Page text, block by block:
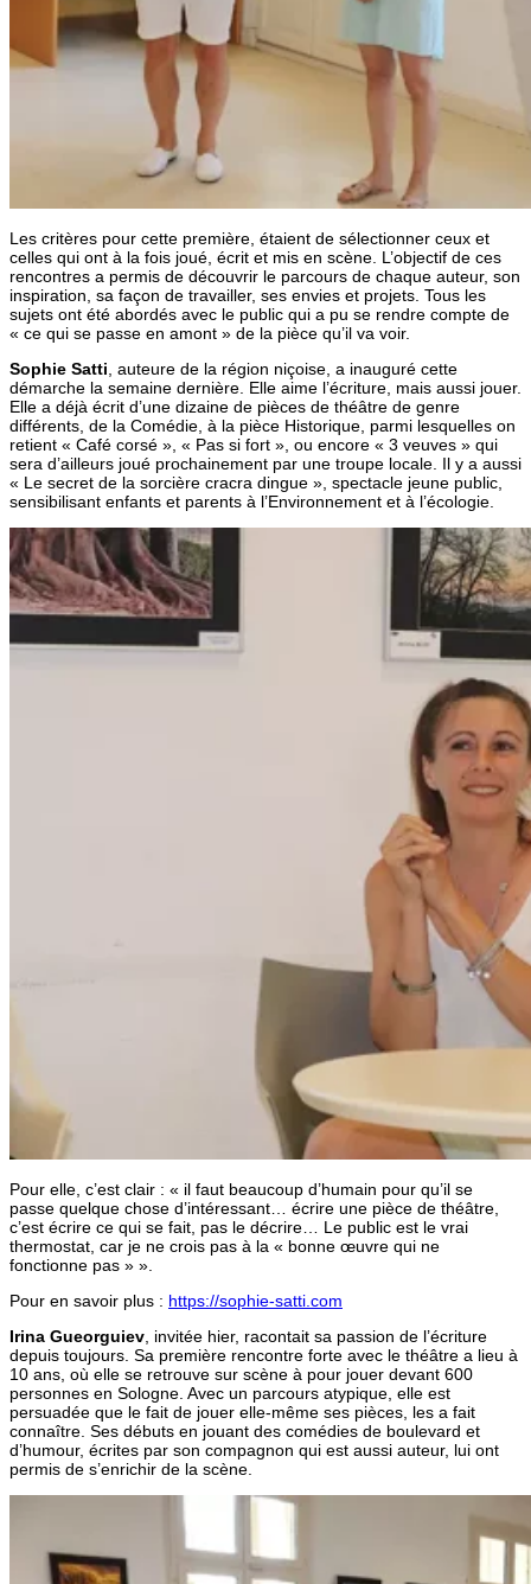
Les critères pour cette première, étaient de sélectionner ceux et
celles qui ont à la fois joué, écrit et mis en scène. L’objectif de ces
rencontres a permis de découvrir le parcours de chaque auteur, son
inspiration, sa façon de travailler, ses envies et projets. Tous les
sujets ont été abordés avec le public qui a pu se rendre compte de
« ce qui se passe en amont » de la pièce qu’il va voir.
Sophie Satti , auteure de la région niçoise, a inauguré cette
démarche la semaine dernière. Elle aime l’écriture, mais aussi jouer.
Elle a déjà écrit d’une dizaine de pièces de théâtre de genre
différents, de la Comédie, à la pièce Historique, parmi lesquelles on
retient « Café corsé », « Pas si fort », ou encore « 3 veuves » qui
sera d’ailleurs joué prochainement par une troupe locale. Il y a aussi
« Le secret de la sorcière cracra dingue », spectacle jeune public,
sensibilisant enfants et parents à l’Environnement et à l’écologie.
Pour elle, c’est clair : « il faut beaucoup d’humain pour qu’il se
passe quelque chose d’intéressant… écrire une pièce de théâtre,
c’est écrire ce qui se fait, pas le décrire… Le public est le vrai
thermostat, car je ne crois pas à la « bonne œuvre qui ne
fonctionne pas » ».
Pour en savoir plus : https://sophie-satti.com
Irina Gueorguiev , invitée hier, racontait sa passion de l’écriture
depuis toujours. Sa première rencontre forte avec le théâtre a lieu à
10 ans, où elle se retrouve sur scène à pour jouer devant 600
personnes en Sologne. Avec un parcours atypique, elle est
persuadée que le fait de jouer elle-même ses pièces, les a fait
connaître. Ses débuts en jouant des comédies de boulevard et
d’humour, écrites par son compagnon qui est aussi auteur, lui ont
permis de s’enrichir de la scène.